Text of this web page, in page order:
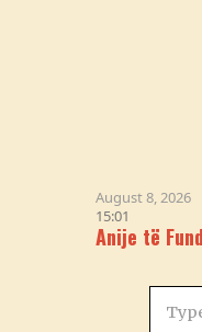
August 8, 2026
Anije të Fundosura